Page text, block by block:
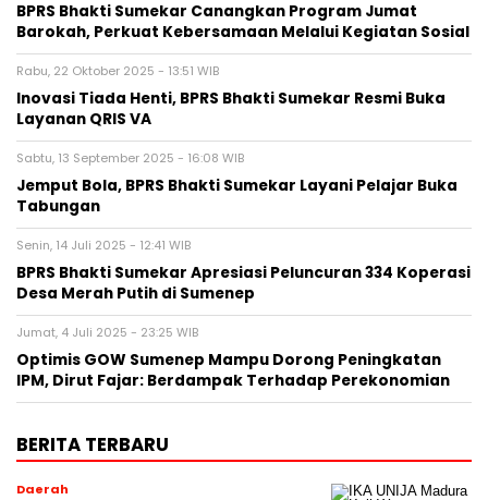
BPRS Bhakti Sumekar Canangkan Program Jumat
Barokah, Perkuat Kebersamaan Melalui Kegiatan Sosial
Rabu, 22 Oktober 2025 - 13:51 WIB
Inovasi Tiada Henti, BPRS Bhakti Sumekar Resmi Buka
Layanan QRIS VA
Sabtu, 13 September 2025 - 16:08 WIB
Jemput Bola, BPRS Bhakti Sumekar Layani Pelajar Buka
Tabungan
Senin, 14 Juli 2025 - 12:41 WIB
BPRS Bhakti Sumekar Apresiasi Peluncuran 334 Koperasi
Desa Merah Putih di Sumenep
Jumat, 4 Juli 2025 - 23:25 WIB
Optimis GOW Sumenep Mampu Dorong Peningkatan
IPM, Dirut Fajar: Berdampak Terhadap Perekonomian
BERITA TERBARU
Daerah